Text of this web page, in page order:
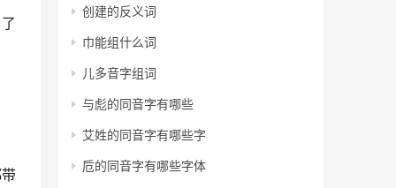
创建的反义词
巾能组什么词
儿多音字组词
与彪的同音字有哪些
艾姓的同音字有哪些字
卮的同音字有哪些字体